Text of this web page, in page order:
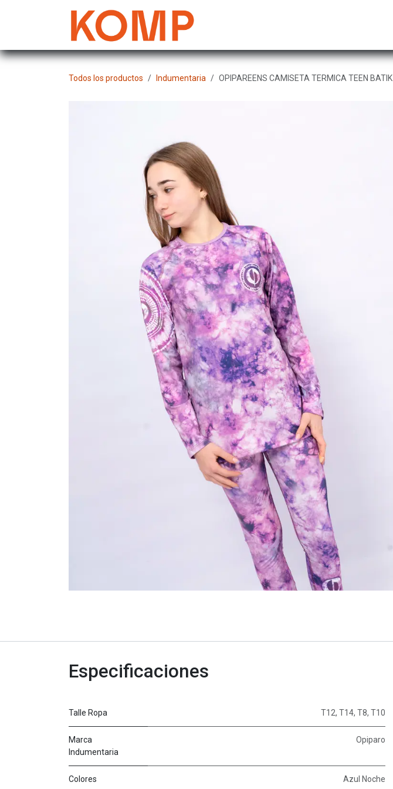
Todos los productos Indumentaria OPIPAREENS CAMISETA TERMICA TEEN BATIK
Especificaciones
Talle Ropa T12, T14, T8, T10
Marca
Indumentaria
Opiparo
Colores Azul Noche